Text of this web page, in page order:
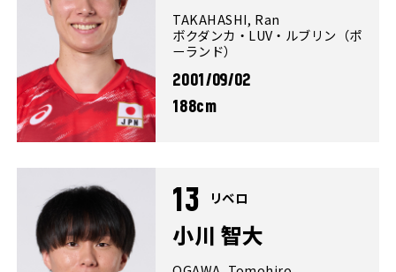
TAKAHASHI, Ran
ボクダンカ・LUV・ルブリン（ポ
ーランド）
2001/09/02
188cm
13 リベロ
小川 智大